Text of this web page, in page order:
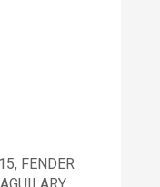
FENDER